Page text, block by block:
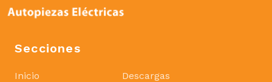
Secciones
Inicio
Descargas